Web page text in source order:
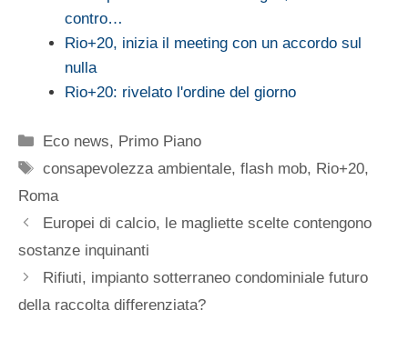
contro…
Rio+20, inizia il meeting con un accordo sul
nulla
Rio+20: rivelato l'ordine del giorno
Categorie
Eco news, Primo Piano
Tag
consapevolezza ambientale,flash mob, Rio+20,
Roma
Europei di calcio, le magliette scelte contengono
sostanze inquinanti
Rifiuti, impianto sotterraneo condominiale futuro
della raccolta differenziata?